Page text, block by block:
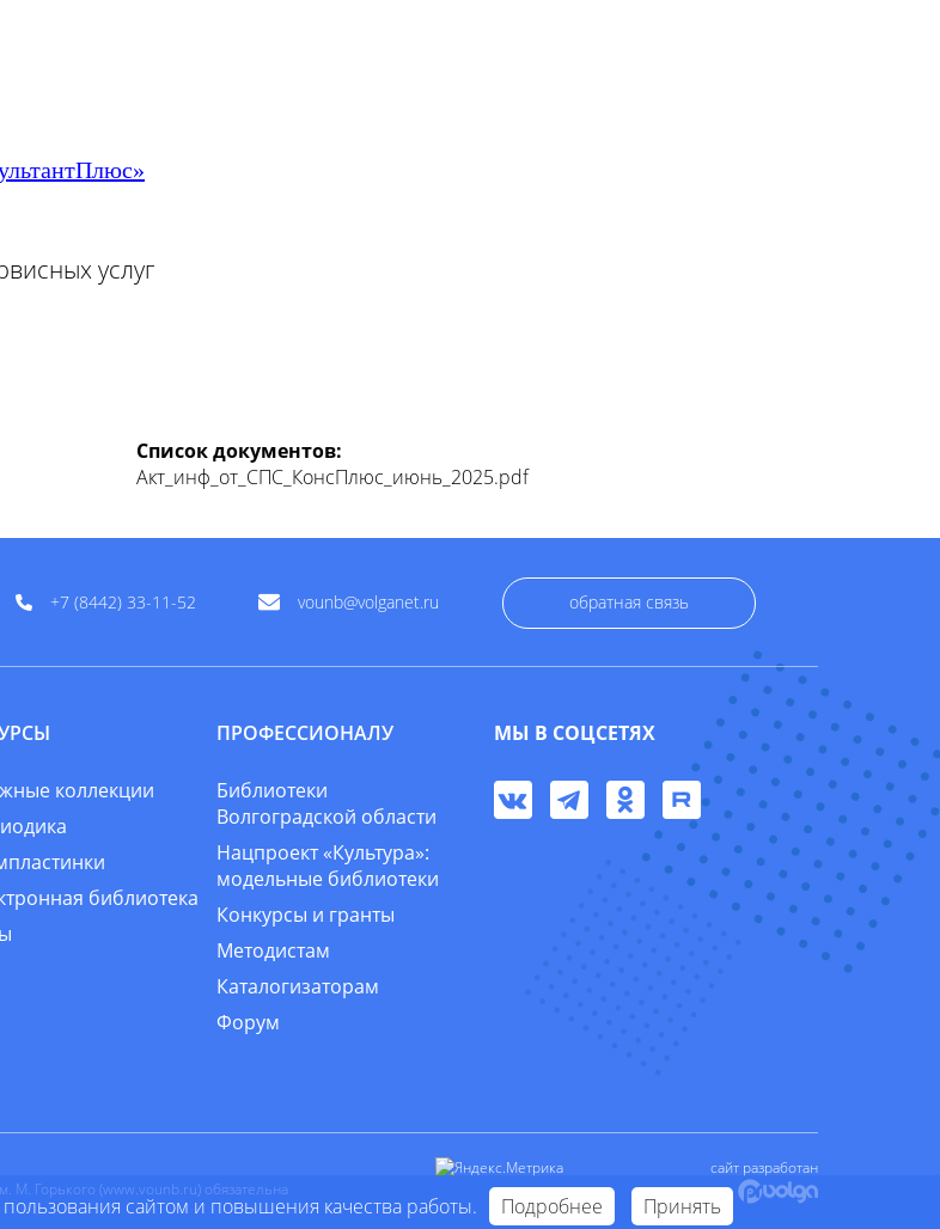
ьтантПлюс»
услуг
Список документов:
Акт_инф_от_СПС_КонсПлюс_июнь_2025.pdf
+7 (8442) 33-11-52 vounb@volganet.ru обратная связь
коллекции
библиотека
ПРОФЕССИОНАЛУ
Библиотеки
Волгоградской области
Нацпроект «Культура»:
модельные библиотеки
Конкурсы и гранты
Методистам
Каталогизаторам
Форум
МЫ В СОЦСЕТЯХ
Горького (www.vounb.ru) обязательна
сайт разработан
сайтом и повышения качества работы. Подробнее Принять